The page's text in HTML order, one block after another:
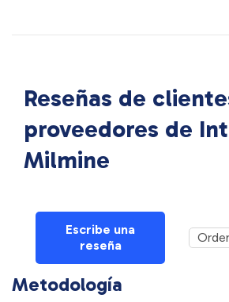
Reseñas de
proveedores de
Milmine
Escribe una
reseña
Metodología